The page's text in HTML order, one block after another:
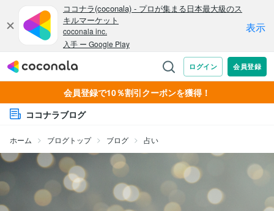
会員登録で10％割引クーポンを獲得！
ココナラブログ
ホーム ブログトップ ブログ 占い